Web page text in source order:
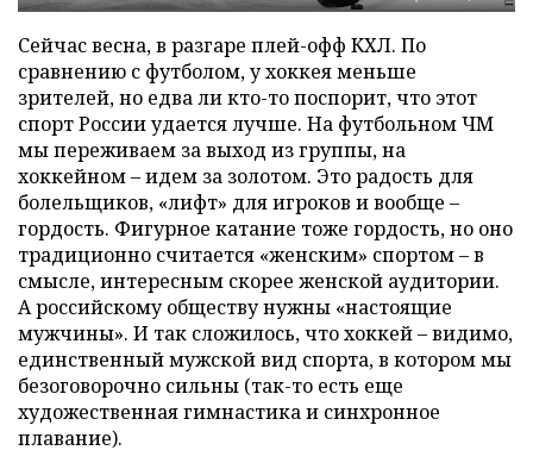
Сейчас весна, в разгаре плей-офф КХЛ. По
сравнению с футболом, у хоккея меньше
зрителей, но едва ли кто-то поспорит, что этот
спорт России удается лучше. На футбольном ЧМ
мы переживаем за выход из группы, на
хоккейном – идем за золотом. Это радость для
болельщиков, «лифт» для игроков и вообще –
гордость. Фигурное катание тоже гордость, но оно
традиционно считается «женским» спортом – в
смысле, интересным скорее женской аудитории.
А российскому обществу нужны «настоящие
мужчины». И так сложилось, что хоккей – видимо,
единственный мужской вид спорта, в котором мы
безоговорочно сильны (так-то есть еще
художественная гимнастика и синхронное
плавание).